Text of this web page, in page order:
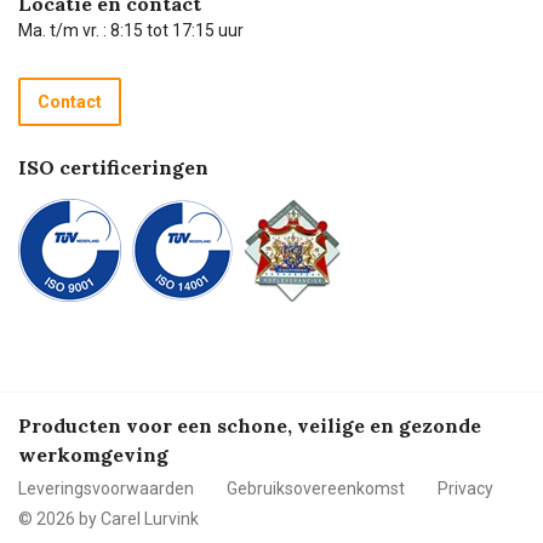
Technische dienst
Recycle programma
Betalen
Ma. t/m vr. : 8:15 tot 17:15 uur
Contact
ISO certificeringen
Producten voor een schone, veilige en gezonde
werkomgeving
Leveringsvoorwaarden Gebruiksovereenkomst
Privacy
© 2026 by Carel Lurvink